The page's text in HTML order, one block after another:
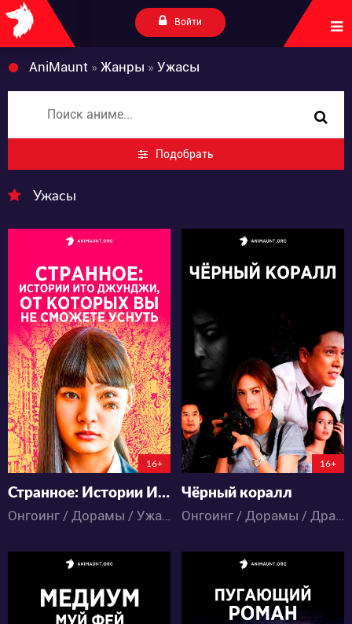
Войти
AniMaunt » Жанры » Ужасы
Подобрать
Ужасы
2292
23 15
7:9:34:59
16+
Странное: Истории Ито Джунджи, от которых вы не сможете уснуть
Онгоинг / Дорамы / Ужасы
2423
35 9
3:9:4:59
16+
Чёрный коралл
Онгоинг / Дорамы / Драма / Мистика / Ужасы